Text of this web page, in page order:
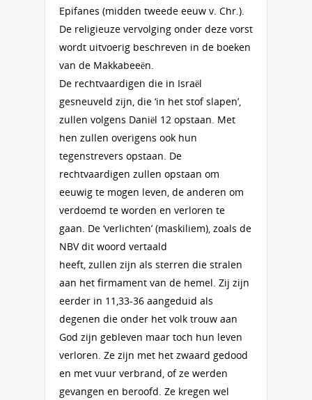
Epifanes (midden tweede eeuw v. Chr.).
De religieuze vervolging onder deze vorst
wordt uitvoerig beschreven in de boeken
van de Makkabeeën.
De rechtvaardigen die in Israël
gesneuveld zijn, die ‘in het stof slapen’,
zullen volgens Daniël 12 opstaan. Met
hen zullen overigens ook hun
tegenstrevers opstaan. De
rechtvaardigen zullen opstaan om
eeuwig te mogen leven, de anderen om
verdoemd te worden en verloren te
gaan. De ‘verlichten’ (maskiliem), zoals de
NBV dit woord vertaald
heeft, zullen zijn als sterren die stralen
aan het firmament van de hemel. Zij zijn
eerder in 11,33-36 aangeduid als
degenen die onder het volk trouw aan
God zijn gebleven maar toch hun leven
verloren. Ze zijn met het zwaard gedood
en met vuur verbrand, of ze werden
gevangen en beroofd. Ze kregen wel